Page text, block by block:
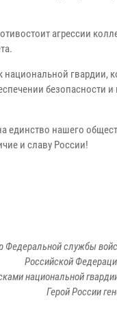
агрессии
национальной гвардии,
безопасности
единство нашего
и славу России!
Федеральной службы
Российской
национальной
Герой России